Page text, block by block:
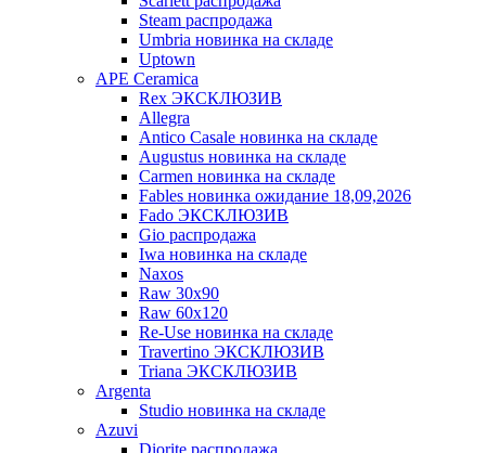
Steam распродажа
Umbria новинка на складе
Uptown
APE Ceramica
Rex ЭКСКЛЮЗИВ
Allegra
Antico Casale новинка на складе
Augustus новинка на складе
Carmen новинка на складе
Fables новинка ожидание 18,09,2026
Fado ЭКСКЛЮЗИВ
Gio распродажа
Iwa новинка на складе
Naxos
Raw 30x90
Raw 60х120
Re-Use новинка на складе
Travertino ЭКСКЛЮЗИВ
Triana ЭКСКЛЮЗИВ
Argenta
Studio новинка на складе
Azuvi
Diorite распродажа